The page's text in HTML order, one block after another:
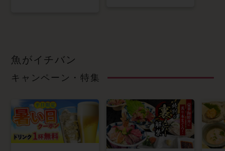
魚がイチバン
キャンペーン・特集